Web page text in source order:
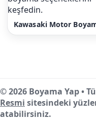
Kawasaki Motor
© 2026 Boyama Yap •
Resmi sitesindeki
atabilirsiniz.